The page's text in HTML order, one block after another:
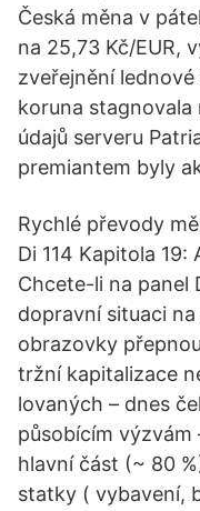
Česká měna v
na 25,73 Kč/EUR,
zveřejnění
koruna stagnovala
údajů serveru
premiantem byly
Rychlé převody
Di 114 Kapitola 19:
Chcete-li na panel
dopravní situaci
obrazovky
tržní kapitalizace
lovaných – dnes
působícím
hlavní část (~ 80
statky ( vybavení,